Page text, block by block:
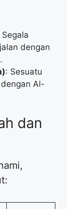
Segala
dengan
: Sesuatu
Al-
dan